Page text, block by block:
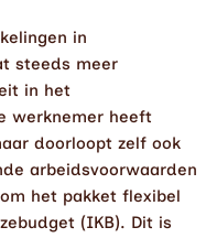
in
steeds meer
in het
werknemer heeft
doorloopt zelf ook
arbeidsvoorwaarden
het pakket flexibel
(IKB). Dit is